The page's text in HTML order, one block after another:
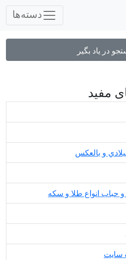
دسته‌ها
در یاد بگیر
مفید
و بالعكس
حباب انواع طلا و سکه
سایت